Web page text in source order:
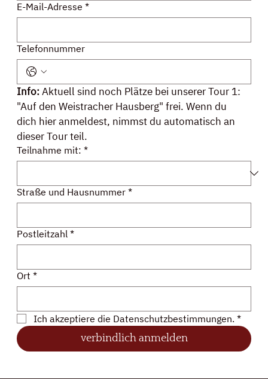
E-Mail-Adresse *
Telefonnummer
Info: Aktuell sind noch Plätze bei unserer Tour 1:
"Auf den Weistracher Hausberg" frei. Wenn du
dich hier anmeldest, nimmst du automatisch an
dieser Tour teil.
Teilnahme mit: *
Straße und Hausnummer *
Postleitzahl *
Ort *
Ich akzeptiere die Datenschutzbestimmungen. *
verbindlich anmelden